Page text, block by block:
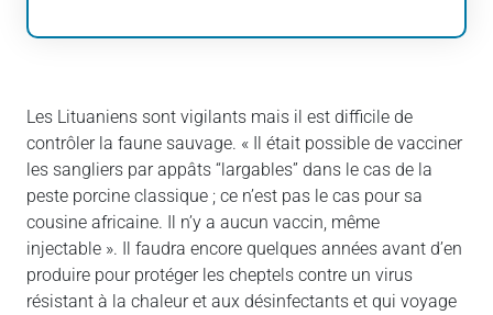
Les Lituaniens sont vigilants mais il est difficile de
contrôler la faune sauvage. « Il était possible de vacciner
les sangliers par appâts “largables” dans le cas de la
peste porcine classique ; ce n’est pas le cas pour sa
cousine africaine. Il n’y a aucun vaccin, même
injectable ». Il faudra encore quelques années avant d’en
produire pour protéger les cheptels contre un virus
résistant à la chaleur et aux désinfectants et qui voyage